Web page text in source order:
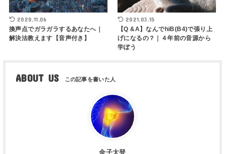
2020.11.06
換声点でガラガラするあなたへ｜
解決法教えます【音声付き】
2021.03.15
【Q &A】なんでhiB(B4)で張り上
げになるの？｜４年前の音源から
学ぼう
ABOUT US
金子太登